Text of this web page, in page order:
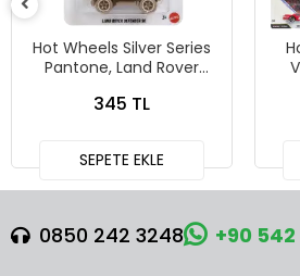
Hot Wheels Silver Series
Pantone, Land Rover
345 TL
SEPETE EKLE
0850 242 3248 +90